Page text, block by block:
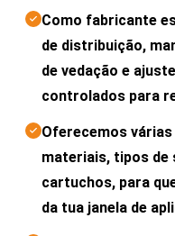
Como fabricante
de distribuição,
de vedação e
controlados para
Oferecemos
materiais, tipos de
cartuchos, para
da tua janela de